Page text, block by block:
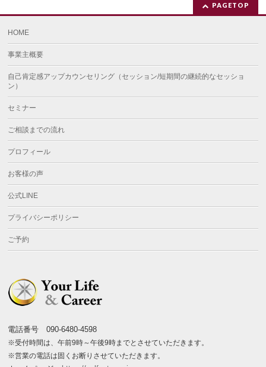
PAGETOP
HOME
事業主概要
自己肯定感アップカウンセリング（セッション/短期間の継続的なセッショ
ン）
セミナー
ご相談までの流れ
プロフィール
お客様の声
公式LINE
プライバシーポリシー
ご予約
電話番号 090-6480-4598
※受付時間は、午前9時～午後9時までとさせていただきます。
※営業の電話は固くお断りさせていただきます。